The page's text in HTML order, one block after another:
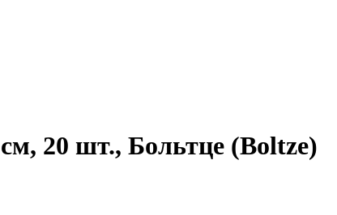
20 шт., Больтце (Boltze)